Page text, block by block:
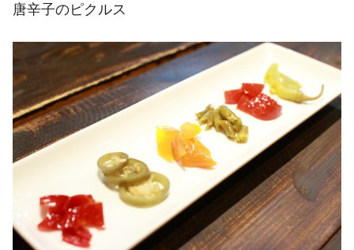
唐辛子のピクルス